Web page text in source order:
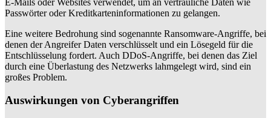
Passwörter oder Kreditkarteninformationen zu gelangen.
Eine weitere Bedrohung sind sogenannte Ransomware-Angriffe, bei
denen der Angreifer Daten verschlüsselt und ein Lösegeld für die
Entschlüsselung fordert. Auch DDoS-Angriffe, bei denen das Ziel
durch eine Überlastung des Netzwerks lahmgelegt wird, sind ein
großes Problem.
Auswirkungen von Cyberangriffen